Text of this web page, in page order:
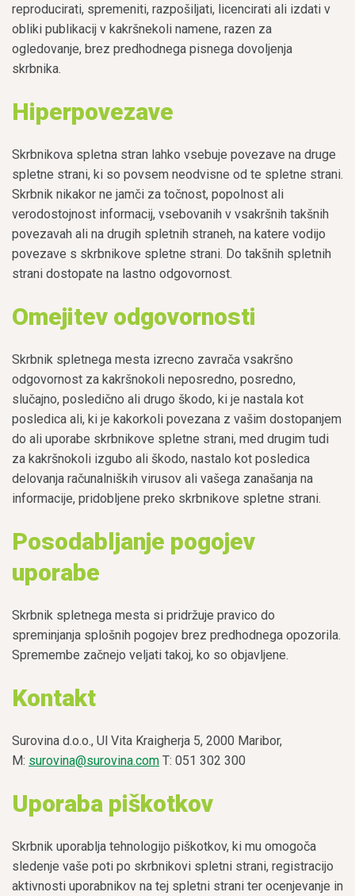
reproducirati, spremeniti, razpošiljati, licencirati ali izdati v
obliki publikacij v kakršnekoli namene, razen za
ogledovanje, brez predhodnega pisnega dovoljenja
skrbnika.
Hiperpovezave
Skrbnikova spletna stran lahko vsebuje povezave na druge
spletne strani, ki so povsem neodvisne od te spletne strani.
Skrbnik nikakor ne jamči za točnost, popolnost ali
verodostojnost informacij, vsebovanih v vsakršnih takšnih
povezavah ali na drugih spletnih straneh, na katere vodijo
povezave s skrbnikove spletne strani. Do takšnih spletnih
strani dostopate na lastno odgovornost.
Omejitev odgovornosti
Skrbnik spletnega mesta izrecno zavrača vsakršno
odgovornost za kakršnokoli neposredno, posredno,
slučajno, posledično ali drugo škodo, ki je nastala kot
posledica ali, ki je kakorkoli povezana z vašim dostopanjem
do ali uporabe skrbnikove spletne strani, med drugim tudi
za kakršnokoli izgubo ali škodo, nastalo kot posledica
delovanja računalniških virusov ali vašega zanašanja na
informacije, pridobljene preko skrbnikove spletne strani.
Posodabljanje pogojev
uporabe
Skrbnik spletnega mesta si pridržuje pravico do
spreminjanja splošnih pogojev brez predhodnega opozorila.
Spremembe začnejo veljati takoj, ko so objavljene.
Kontakt
Surovina d.o.o., Ul Vita Kraigherja 5, 2000 Maribor,
M: surovina@surovina.com T: 051 302 300
Uporaba piškotkov
Skrbnik uporablja tehnologijo piškotkov, ki mu omogoča
sledenje vaše poti po skrbnikovi spletni strani, registracijo
aktivnosti uporabnikov na tej spletni strani ter ocenjevanje in